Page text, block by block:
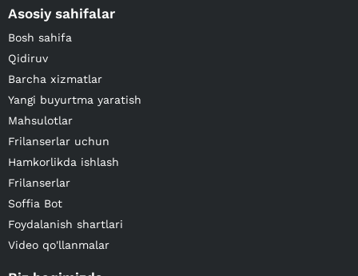
Asosiy sahifalar
Bosh sahifa
Qidiruv
Barcha xizmatlar
Yangi buyurtma yaratish
Mahsulotlar
Frilanserlar uchun
Hamkorlikda ishlash
Frilanserlar
Soffia Bot
Foydalanish shartlari
Video qo'llanmalar